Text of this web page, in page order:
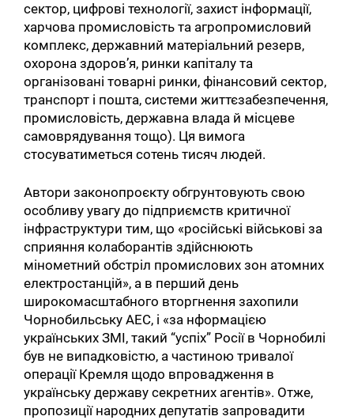
сектор, цифрові технології, захист інформації,
харчова промисловість та агропромисловий
комплекс, державний матеріальний резерв,
охорона здоров’я, ринки капіталу та
організовані товарні ринки, фінансовий сектор,
транспорт і пошта, системи життєзабезпечення,
промисловість, державна влада й місцеве
самоврядування тощо). Ця вимога
стосуватиметься сотень тисяч людей.
Автори законопроєкту обгрунтовують свою
особливу увагу до підприємств критичної
інфраструктури тим, що «російські військові за
сприяння колаборантів здійснюють
мінометний обстріл промислових зон атомних
електростанцій», а в перший день
широкомасштабного вторгнення захопили
Чорнобильську АЕС, і «за нформацією
українських ЗМІ, такий “успіх” Росії в Чорнобилі
був не випадковістю, а частиною тривалої
операції Кремля щодо впровадження в
українську державу секретних агентів». Отже,
пропозиції народних депутатів запровадити